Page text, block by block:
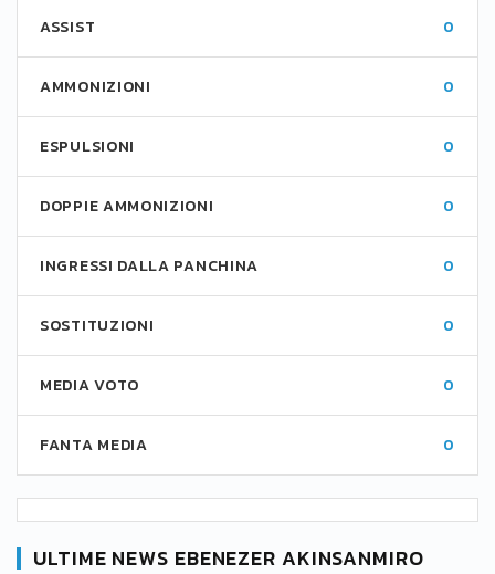
ASSIST 0
AMMONIZIONI 0
ESPULSIONI 0
DOPPIE AMMONIZIONI 0
INGRESSI DALLA PANCHINA 0
SOSTITUZIONI 0
MEDIA VOTO 0
FANTA MEDIA 0
ULTIME NEWS EBENEZER AKINSANMIRO